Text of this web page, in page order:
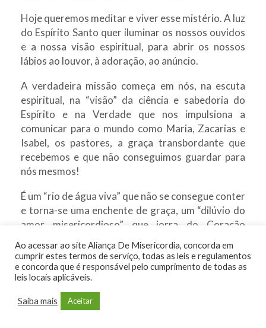
Hoje queremos meditar e viver esse mistério. A luz
do Espírito Santo quer iluminar os nossos ouvidos
e a nossa visão espiritual, para abrir os nossos
lábios ao louvor, à adoração, ao anúncio.
A verdadeira missão começa em nós, na escuta
espiritual, na “visão” da ciência e sabedoria do
Espírito e na Verdade que nos impulsiona a
comunicar para o mundo como Maria, Zacarias e
Isabel, os pastores, a graça transbordante que
recebemos e que não conseguimos guardar para
nós mesmos!
É um “rio de água viva” que não se consegue conter
e torna-se uma enchente de graça, um “dilúvio do
amor misericordioso” que jorra do Coração
humanidade.
Não posso deixar de transcrever aqui uma
expressão de grande força contemplativa e
apostólica do nosso amigo e grande
Ao acessar ao site Aliança De Misericordia, concorda em
cumprir estes termos de serviço, todas as leis e regulamentos
​e concorda que é responsável pelo cumprimento de todas as
leis locais aplicáveis.
Saiba mais Aceitar